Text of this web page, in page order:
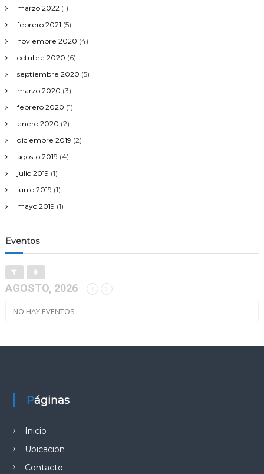
marzo 2022(1)
febrero 2021 (5)
noviembre 2020 (4)
octubre 2020 (6)
septiembre 2020 (5)
marzo 2020 (3)
febrero 2020 (1)
enero 2020 (2)
diciembre 2019 (2)
agosto 2019 (4)
julio 2019 (1)
junio 2019 (1)
mayo 2019 (1)
Eventos
AGOSTO, 2026
NO HAY EVENTOS
Páginas
Inicio
Ubicación
Contacto